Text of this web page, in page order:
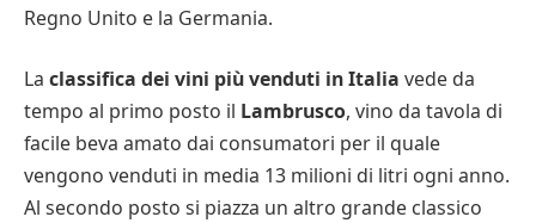
Regno Unito e la Germania.
La classifica dei vini più venduti in Italia vede da
tempo al primo posto il Lambrusco, vino da tavola di
facile beva amato dai consumatori per il quale
vengono venduti in media 13 milioni di litri ogni anno.
Al secondo posto si piazza un altro grande classico